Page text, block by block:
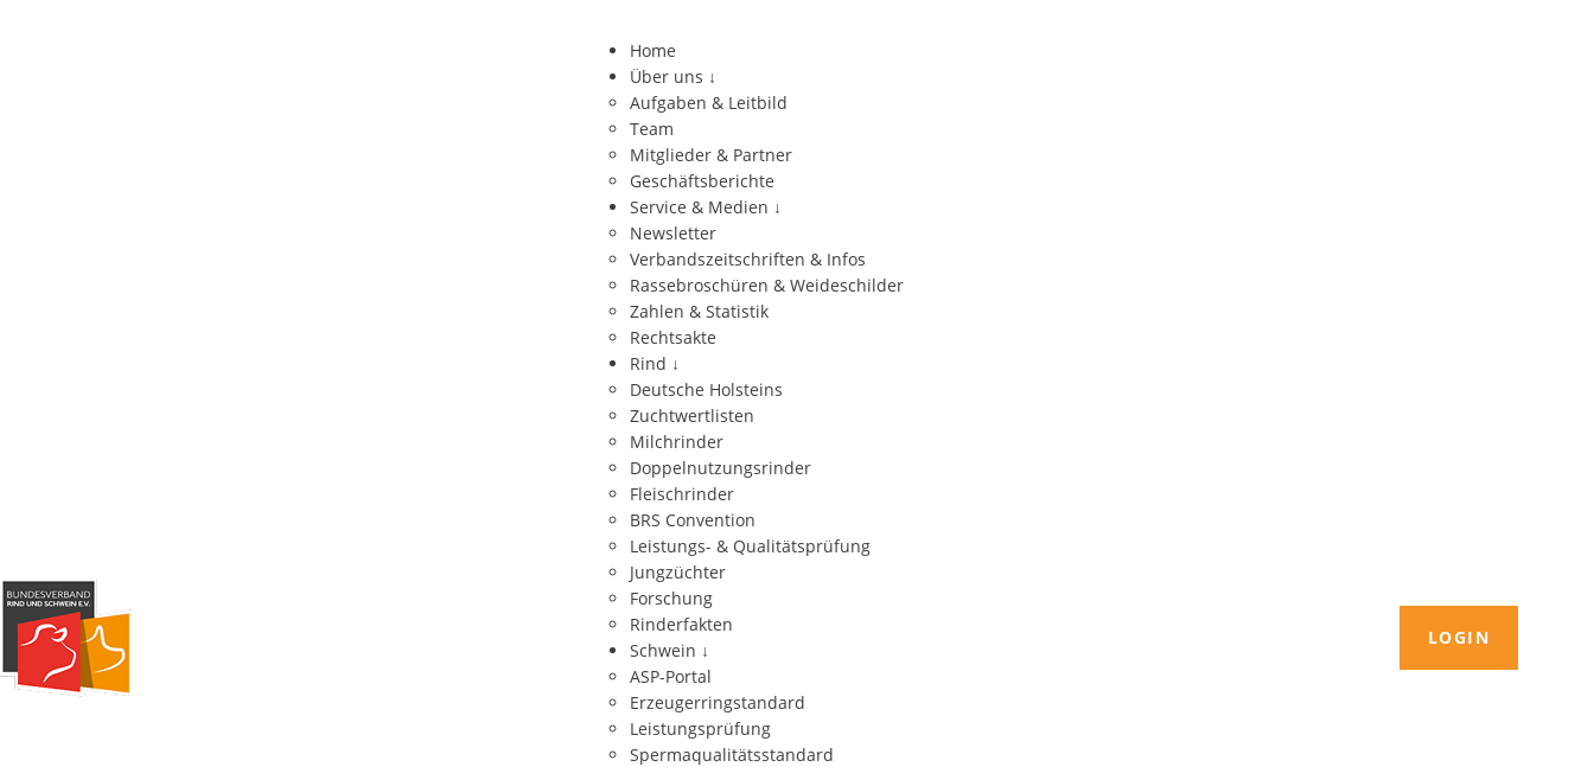
Home
Über uns ↓
Aufgaben & Leitbild
Team
Mitglieder & Partner
Geschäftsberichte
Service & Medien ↓
Newsletter
Verbandszeitschriften & Infos
Rassebroschüren & Weideschilder
Zahlen & Statistik
Rechtsakte
Rind ↓
Deutsche Holsteins
Zuchtwertlisten
Milchrinder
Doppelnutzungsrinder
Fleischrinder
BRS Convention
Leistungs- & Qualitätsprüfung
Jungzüchter
Forschung
Rinderfakten
Schwein ↓
ASP-Portal
Erzeugerringstandard
Leistungsprüfung
Spermaqualitätsstandard
LOGIN